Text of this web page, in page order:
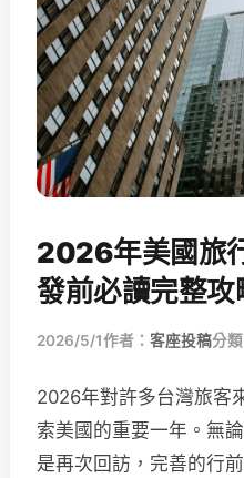
2026年美國旅
發前必讀完整攻
2026/5/1作者： 客座投稿分類
2026年對許多台灣旅客
索美國的重要一年。無
是再次回訪，完善的行